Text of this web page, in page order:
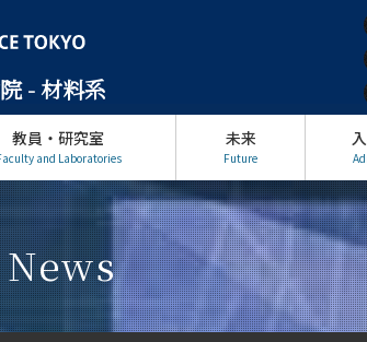
- 材料系
教員・研究室
and Laboratories
未来
Future
News